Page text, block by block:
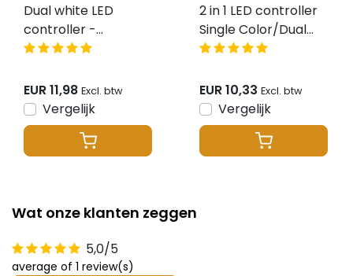
Dual white LED
controller -
draadloos - mini LED
EUR 11,98 Excl. btw
Vergelijk
2 in 1 LED controller
Single Color/Dual
White LED strips -
EUR 10,33 Excl. btw
Vergelijk
Wat onze klanten zeggen
5,0/5
average of 1 review(s)